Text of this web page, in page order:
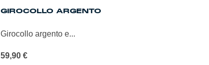
GIROCOLLO ARGENTO
Girocollo argento e...
59,90 €